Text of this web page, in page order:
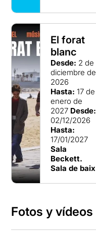
El forat
blanc
Desde: 2 de
diciembre de
2026
Hasta: 17 de
enero de
2027 Desde:
02/12/2026
Hasta:
17/01/2027
Sala
Beckett.
Sala de baix
Fotos y vídeos